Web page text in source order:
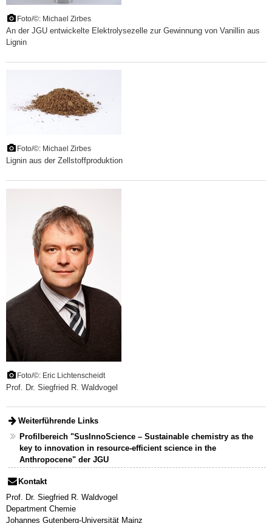
Foto/©: Michael Zirbes
An der JGU entwickelte Elektrolysezelle zur Gewinnung von Vanillin aus
Lignin
Foto/©: Michael Zirbes
Lignin aus der Zellstoffproduktion
Foto/©: Eric Lichtenscheidt
Prof. Dr. Siegfried R. Waldvogel
Weiterführende Links
Profilbereich "SusInnoScience – Sustainable chemistry as the
key to innovation in resource-efficient science in the
Anthropocene" der JGU
Kontakt
Prof. Dr. Siegfried R. Waldvogel
Department Chemie
Johannes Gutenberg-Universität Mainz